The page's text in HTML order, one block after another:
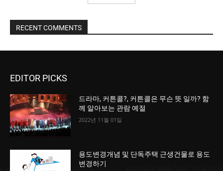
RECENT COMMENTS
EDITOR PICKS
드라마, 커튼콜?, 커튼콜은 무슨 뜻 일까? 함
께 알아보는 관람 예절
2022년 11월 01일
용도변경개념 및 단독주택 근생건물로 용도
변경하기